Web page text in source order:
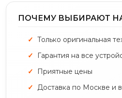
ПОЧЕМУ ВЫБИРАЮТ
Только оригинальная
Гарантия на все
Приятные цены
Доставка по Москве и